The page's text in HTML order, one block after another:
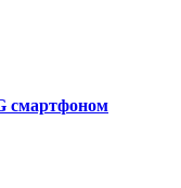
смартфоном